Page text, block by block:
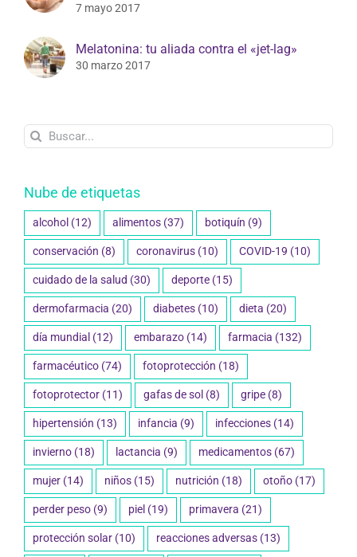
7 mayo 2017
Melatonina: tu aliada contra el «jet-lag»
30 marzo 2017
Buscar:
Nube de etiquetas
alcohol (12) alimentos (37) botiquín (9)
conservación (8) coronavirus (10) COVID-19 (10)
cuidado de la salud (30) deporte (15)
dermofarmacia (20) diabetes (10) dieta (20)
día mundial (12) embarazo (14) farmacia (132)
farmacéutico (74) fotoprotección (18)
fotoprotector (11) gafas de sol (8) gripe (8)
hipertensión (13) infancia (9) infecciones (14)
invierno (18) lactancia (9) medicamentos (67)
mujer (14) niños (15) nutrición (18) otoño (17)
perder peso (9) piel (19) primavera (21)
protección solar (10) reacciones adversas (13)